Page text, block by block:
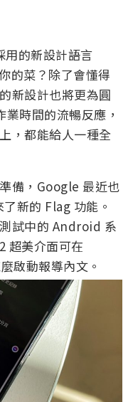
的新設計語言
的菜？除了會懂得
新設計也將更為圓
時間的流暢反應，
，都能給人一種全
備，Google 最近也
新的 Flag 功能。
試中的 Android 系
超美介面可在
啟動報導內文。